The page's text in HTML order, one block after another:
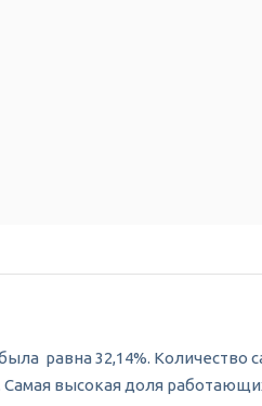
равна 32,14%. Количество
Самая высокая доля